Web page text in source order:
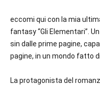
eccomi qui con la mia
fantasy “Gli Elementari”.
sin dalle prime pagine,
pagine, in un mondo fatto
La protagonista del